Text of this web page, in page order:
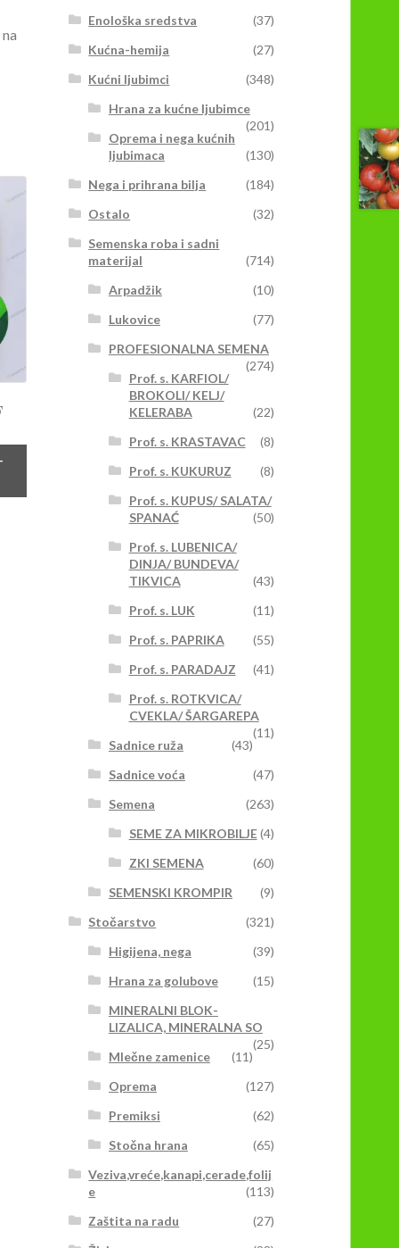
Enološka sredstva
(37)
Kućna-hemija
(27)
Kućni ljubimci
(348)
Hrana za kućne ljubimce
(201)
Oprema i nega kućnih
ljubimaca
(130)
Nega i prihrana bilja
(184)
Ostalo
(32)
Semenska roba i sadni
materijal
(714)
Arpadžik
(10)
Lukovice
(77)
PROFESIONALNA SEMENA
(274)
Prof. s. KARFIOL/
BROKOLI/ KELJ/
KELERABA
(22)
Prof. s. KRASTAVAC
(8)
Prof. s. KUKURUZ
(8)
Prof. s. KUPUS/ SALATA/
SPANAĆ
(50)
Prof. s. LUBENICA/
DINJA/ BUNDEVA/
TIKVICA
(43)
Prof. s. LUK
(11)
Prof. s. PAPRIKA
(55)
Prof. s. PARADAJZ
(41)
Prof. s. ROTKVICA/
CVEKLA/ ŠARGAREPA
(11)
Sadnice ruža
(43)
Sadnice voća
(47)
Semena
(263)
SEME ZA MIKROBILJE(4)
ZKI SEMENA
(60)
SEMENSKI KROMPIR
(9)
Stočarstvo
(321)
Higijena, nega
(39)
Hrana za golubove
(15)
MINERALNI BLOK-
LIZALICA, MINERALNA SO
(25)
Mlečne zamenice
(11)
Oprema
(127)
Premiksi
(62)
Stočna hrana
(65)
Veziva,vreće,kanapi,cerade,folij
e
(113)
Zaštita na radu
(27)